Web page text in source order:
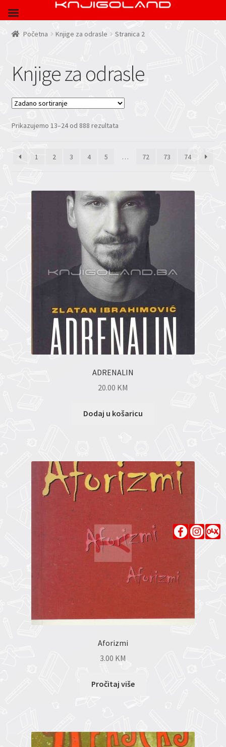
Početna Knjige za odrasle Stranica 2
Knjige za odrasle
Prikazujemo 13–24 od 888 rezultata
1 2 3 4 5 … 72 73 74
ADRENALIN
20.00 KM
Dodaj u košaricu
Aforizmi
3.00 KM
Pročitaj više